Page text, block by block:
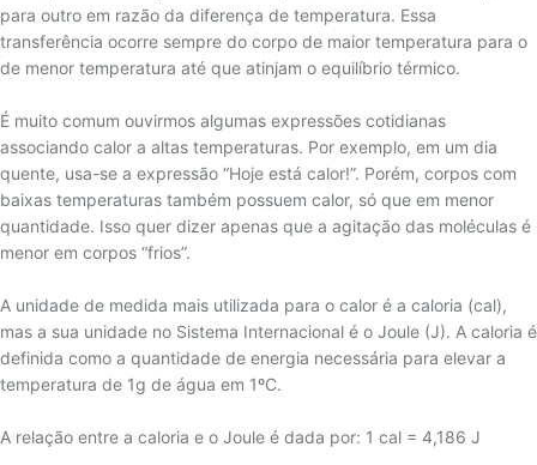
para outro em razão da diferença de temperatura. Essa
transferência ocorre sempre do corpo de maior temperatura para o
de menor temperatura até que atinjam o equilíbrio térmico.
É muito comum ouvirmos algumas expressões cotidianas
associando calor a altas temperaturas. Por exemplo, em um dia
quente, usa-se a expressão “Hoje está calor!”. Porém, corpos com
baixas temperaturas também possuem calor, só que em menor
quantidade. Isso quer dizer apenas que a agitação das moléculas é
menor em corpos “frios”.
A unidade de medida mais utilizada para o calor é a caloria (cal),
mas a sua unidade no Sistema Internacional é o Joule (J). A caloria é
definida como a quantidade de energia necessária para elevar a
temperatura de 1g de água em 1ºC.
A relação entre a caloria e o Joule é dada por: 1 cal = 4,186 J